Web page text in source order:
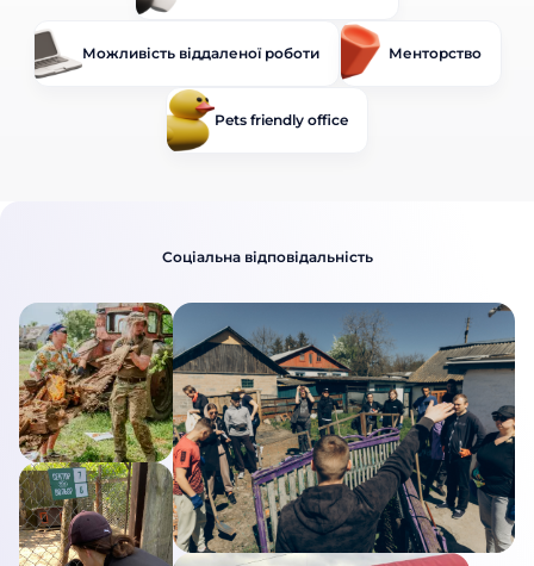
Можливість віддаленої роботи Менторство
Pets friendly office
Соціальна відповідальність